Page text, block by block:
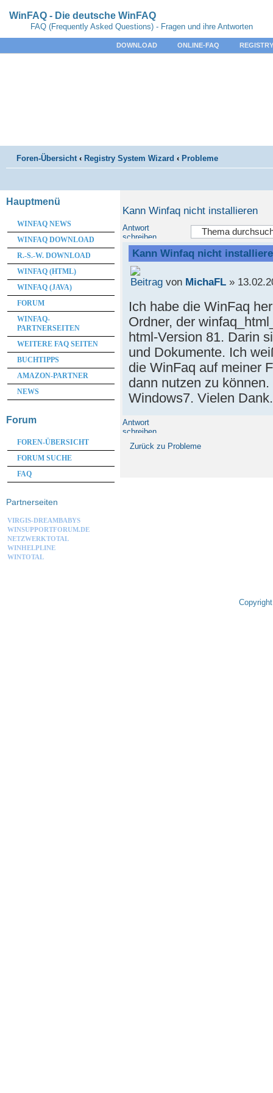
WinFAQ - Die deutsche WinFAQ
FAQ (Frequently Asked Questions) - Fragen und ihre Antworten
DOWNLOAD ONLINE-FAQ
Foren-Übersicht ‹ Registry System Wizard ‹ Probleme
Kann Winfaq nicht installieren
Antwort
schreiben
Kann Winfaq nicht
von MichaFL»
Ich habe die WinFaq
Ordner, der
html-Version 81. Darin
und Dokumente. Ich
die WinFaq auf meiner
dann nutzen zu
Windows7. Vielen Dank.
Antwort
schreiben
Zurück zu Probleme
Hauptmenü
WINFAQ NEWS
WINFAQ DOWNLOAD
R.-S.-W. DOWNLOAD
WINFAQ (HTML)
WINFAQ (JAVA)
FORUM
WINFAQ-
PARTNERSEITEN
WEITERE FAQ SEITEN
BUCHTIPPS
AMAZON-PARTNER
NEWS
Forum
FOREN-ÜBERSICHT
FORUM SUCHE
FAQ
Partnerseiten
VIRGIS-DREAMBABYS
WINSUPPORTFORUM.DE
NETZWERKTOTAL
WINHELPLINE
WINTOTAL